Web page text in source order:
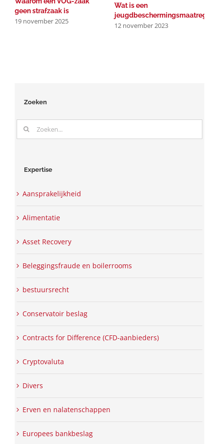
geen strafzaak is
19 november 2025
Wat is een
jeugdbeschermingsmaatregel?
12 november 2023
Zoeken
Zoeken
naar:
Expertise
Aansprakelijkheid
Alimentatie
Asset Recovery
Beleggingsfraude en boilerrooms
bestuursrecht
Conservatoir beslag
Contracts for Difference (CFD-aanbieders)
Cryptovaluta
Divers
Erven en nalatenschappen
Europees bankbeslag